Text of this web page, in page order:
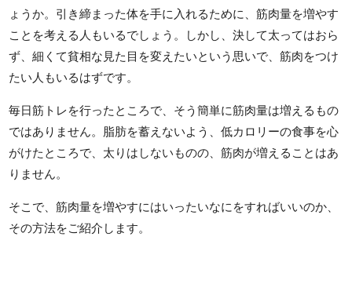
ょうか。引き締まった体を手に入れるために、筋肉量を増やす
ことを考える人もいるでしょう。しかし、決して太ってはおら
ず、細くて貧相な見た目を変えたいという思いで、筋肉をつけ
たい人もいるはずです。
毎日筋トレを行ったところで、そう簡単に筋肉量は増えるもの
ではありません。脂肪を蓄えないよう、低カロリーの食事を心
がけたところで、太りはしないものの、筋肉が増えることはあ
りません。
そこで、筋肉量を増やすにはいったいなにをすればいいのか、
その方法をご紹介します。